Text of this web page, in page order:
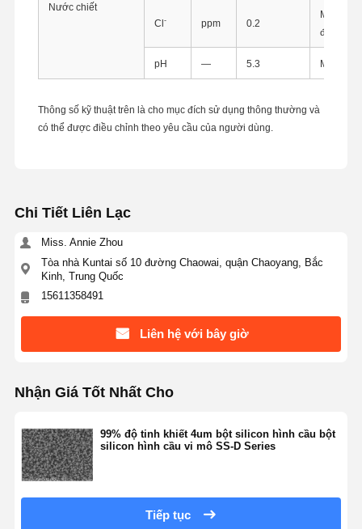
Nhà
Về Chúng
Tôi
Tham Quan
Nhà Máy
Chất Lượng
Chúng Tôi
Vi cầu silic đơn phân tán
Hạt vi cầu silic rỗng
Bột silica hình cầu
Hạt nano silic
Bột Silica hợp nhất
Nước chiết
Cl- ppm 0.2
Máy
động
pH — 5.3 Máy đo
Thông số kỹ thuật trên là cho mục đích sử dụng thông thường và
có thể được điều chỉnh theo yêu cầu của người dùng.
Chi Tiết Liên Lạc
Miss. Annie Zhou
Tòa nhà Kuntai số 10 đường Chaowai, quận Chaoyang, Bắc
Kinh, Trung Quốc
15611358491
Liên hệ với bây giờ
Nhận Giá Tốt Nhất Cho
99% độ tinh khiết 4um bột silicon hình cầu bột
silicon hình cầu vi mô SS-D Series
Tiếp tục